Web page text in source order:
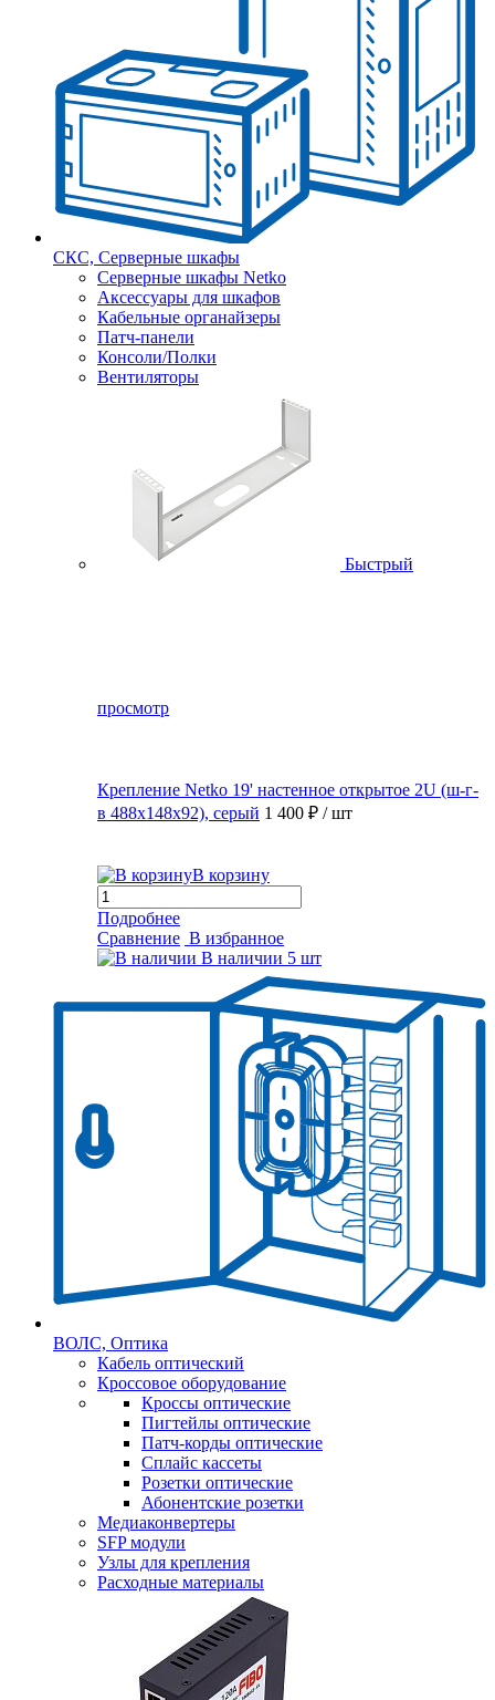
СКС, Серверные шкафы
Серверные шкафы Netko
Аксессуары для шкафов
Кабельные органайзеры
Патч-панели
Консоли/Полки
Вентиляторы
Быстрый
просмотр
Крепление Netko 19' настенное открытое 2U (ш-г-
в 488х148х92), серый 1 400 ₽ / шт
В корзину
Подробнее
Сравнение В избранное
В наличии 5 шт
ВОЛС, Оптика
Кабель оптический
Кроссовое оборудование
Кроссы оптические
Пигтейлы оптические
Патч-корды оптические
Сплайс кассеты
Розетки оптические
Абонентские розетки
Медиаконвертеры
SFP модули
Узлы для крепления
Расходные материалы